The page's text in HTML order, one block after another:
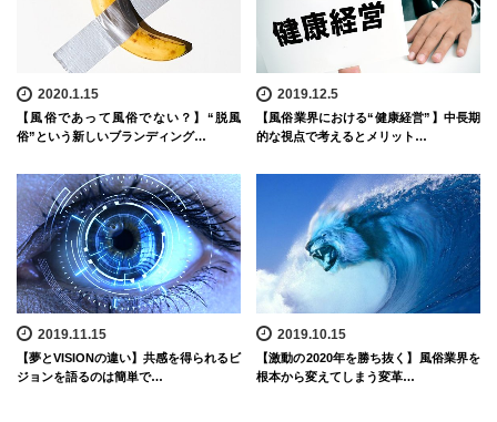
2020.1.15
【風俗であって風俗でない？】“脱風
俗”という新しいブランディング…
2019.12.5
【風俗業界における“健康経営”】中長期
的な視点で考えるとメリット…
2019.11.15
【夢とVISIONの違い】共感を得られるビ
ジョンを語るのは簡単で…
2019.10.15
【激動の2020年を勝ち抜く】風俗業界を
根本から変えてしまう変革…